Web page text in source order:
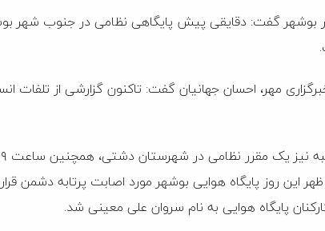
مهر، احسان جهانیان گفت: تاکنون گزارشی از تلفات
این روز پایگاه هوایی بوشهر مورد اصابت پرتابه دشمن
پایگاه هوایی به نام سروان علی معینی شد.